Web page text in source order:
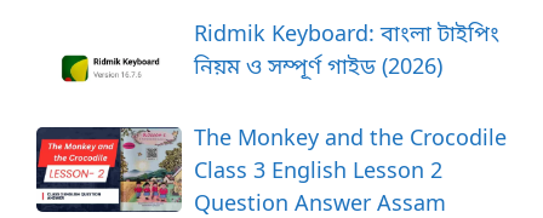
Ridmik Keyboard: বাংলা টাইপিং
নিয়ম ও সম্পূর্ণ গাইড (2026)
The Monkey and the Crocodile
Class 3 English Lesson 2
Question Answer Assam